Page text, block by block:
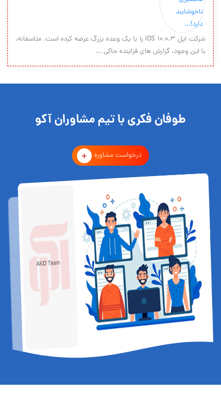
شرکت اپل iOS 10.0.3 را با یک وعده بزرگ عرضه کرده است. متاسفانه،
با این وجود، گزارش های فزاینده حاکی ...
طوفان فکری با تیم مشاوران آکو
درخواست مشاوره